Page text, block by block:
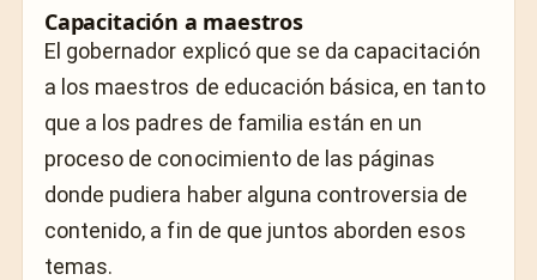
Capacitación a maestros
El gobernador explicó que se da capacitación
a los maestros de educación básica, en tanto
que a los padres de familia están en un
proceso de conocimiento de las páginas
donde pudiera haber alguna controversia de
contenido, a fin de que juntos aborden esos
temas.